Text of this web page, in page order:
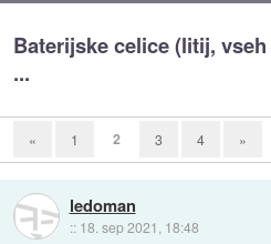
Baterijske celice (litij,
...
« 1 2 3 4 »
ledoman
:: 18. sep 2021, 18:48